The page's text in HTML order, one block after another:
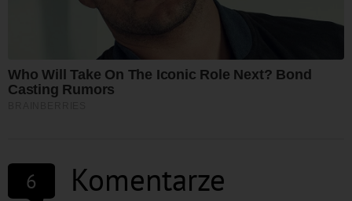
6 Komentarze